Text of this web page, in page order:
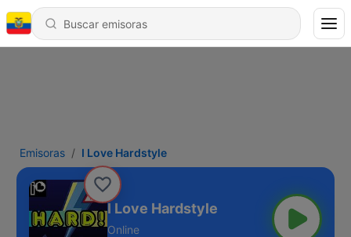
Emisoras I Love Hardstyle
I Love Hardstyle
Online